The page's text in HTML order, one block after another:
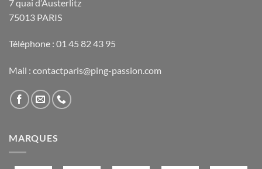
7 quai d’Austerlitz
75013 PARIS
Téléphone : 01 45 82 43 95
Mail : contactparis@ping-passion.com
MARQUES